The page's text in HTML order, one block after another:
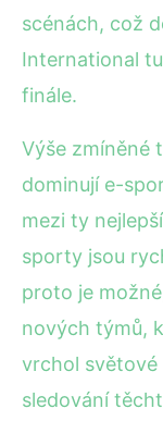
scénách, což
International
finále.
Výše zmíněné
dominují e-
mezi ty
sporty jsou
proto je
nových týmů,
vrchol světové
sledování